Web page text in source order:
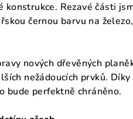
konstrukce. Rezavé části
černou barvu na
nových dřevěných
nežádoucích prvků.
bude perfektně chráněno.